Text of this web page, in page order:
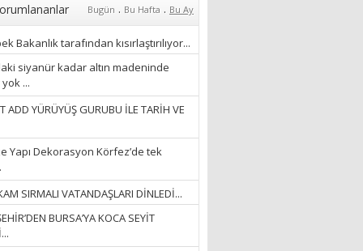
“Ne çok şey oldu
unutulmaması gereken”
28/01/2024
“AKIL GÖZÜ”
Ayşegül Akay
“KURTULDUM”
28/01/2024
Bugün . Bu Hafta . Bu Ay
Bakanlık tarafından kısırlaştırılıyor...
siyanür kadar altın madeninde
...
ADD YÜRÜYÜŞ GURUBU İLE TARİH VE
Yapı Dekorasyon Körfez’de tek
SIRMALI VATANDAŞLARI DİNLEDİ...
BURSA’YA KOCA SEYİT